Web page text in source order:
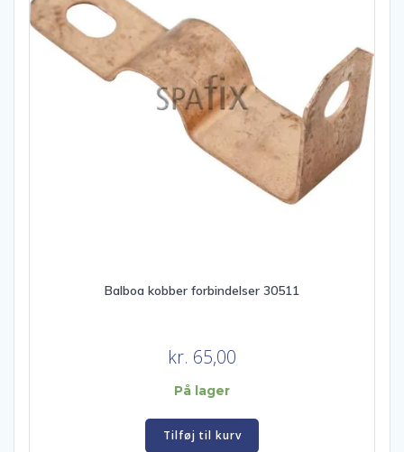
Balboa kobber forbindelser 30511
kr. 65,00
På lager
Tilføj til kurv